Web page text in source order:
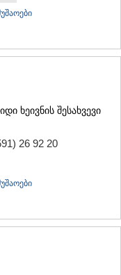
ხეივნის შესახვევი
26 92 20